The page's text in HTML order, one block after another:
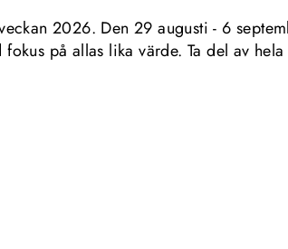
2026. Den 29 augusti - 6
fokus på allas lika värde. Ta del av
webbplats.